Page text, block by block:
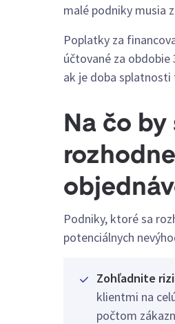
malé podniky musia
Poplatky za
účtované za
ak je doba
Na čo
Podniky, ktoré sa
potenciálnych
Zohľadnite
klientmi na
počtom